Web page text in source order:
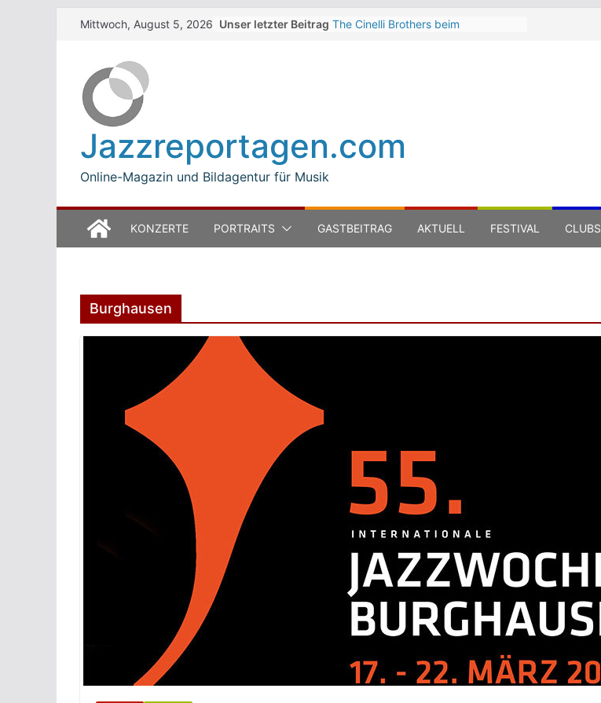
SkipMittwoch, August 5, 2026 Unser letzter Beitrag The Cinelli Brothers beim
Open Ludwigsburg 2026
Jazzreportagen.com
Online-Magazin und Bildagentur für Musik
KONZERTE PORTRAITS GASTBEITRAG AKTUELL FESTIVAL CLUBS
Burghausen